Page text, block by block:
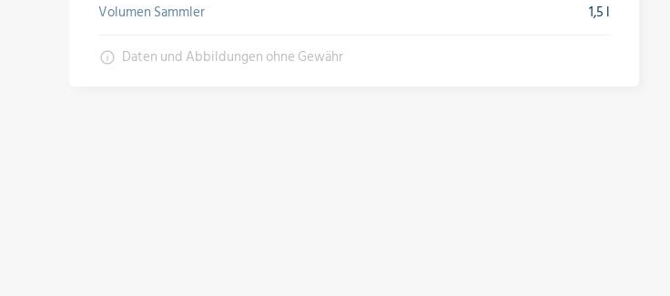
Volumen Sammler
1,5 l
Daten und Abbildungen ohne Gewähr